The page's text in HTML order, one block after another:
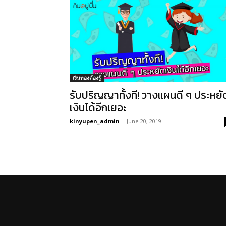
เงินทองต้องรู้
รับปริญญาทั้งที! วางแผนดี ๆ ประห
เงินได้อีกเยอะ
kinyupen_admin - June 20, 2019